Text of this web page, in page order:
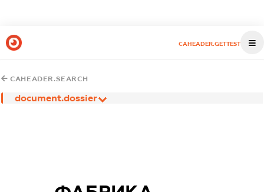
CAHEADER.GETTEST
CAHEADER.SEARCH
document.dossier